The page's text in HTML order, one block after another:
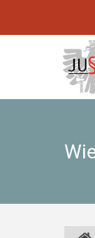
[1]
[2]
[3]